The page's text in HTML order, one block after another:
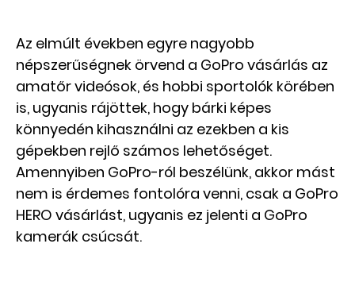
Az elmúlt években egyre nagyobb
népszerűségnek örvend a GoPro vásárlás az
amatőr videósok, és hobbi sportolók körében
is, ugyanis rájöttek, hogy bárki képes
könnyedén kihasználni az ezekben a kis
gépekben rejlő számos lehetőséget.
Amennyiben GoPro-ról beszélünk, akkor mást
nem is érdemes fontolóra venni, csak a GoPro
HERO vásárlást, ugyanis ez jelenti a GoPro
kamerák csúcsát.